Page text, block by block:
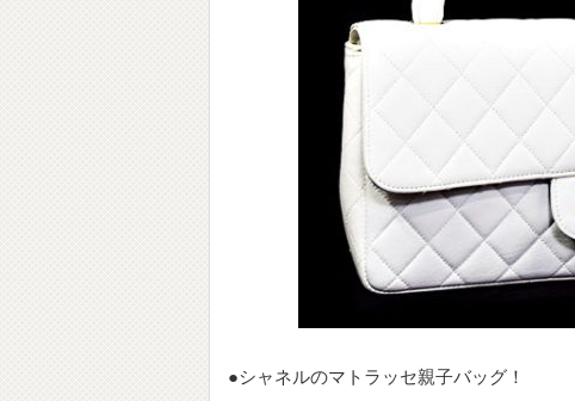
●シャネルのマトラッセ親子バッグ！